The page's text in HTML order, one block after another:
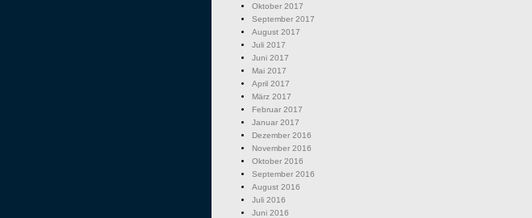
Oktober 2017
September 2017
August 2017
Juli 2017
Juni 2017
Mai 2017
April 2017
März 2017
Februar 2017
Januar 2017
Dezember 2016
November 2016
Oktober 2016
September 2016
August 2016
Juli 2016
Juni 2016